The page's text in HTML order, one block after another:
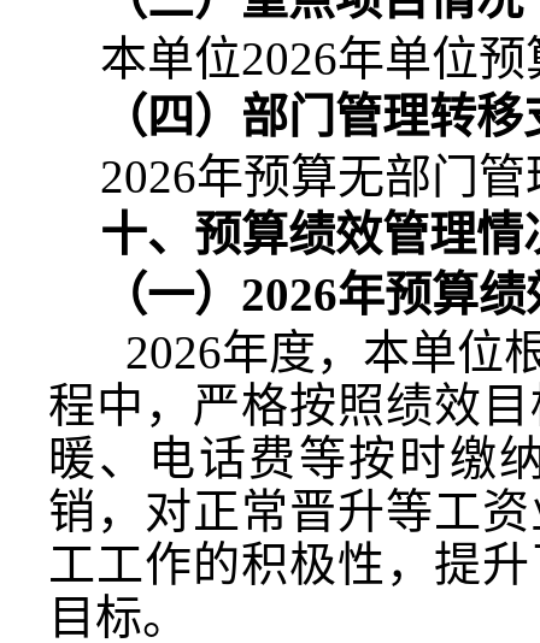
本单位2026年单位
（四）部门管理转
2026年预算无部门
十、预算绩效管理情
（一） 2026年预算
2026年度，本单位
程中，严格按照绩效
暖、电话费等按时缴
销，对正常晋升等工
工工作的积极性，提
目标。